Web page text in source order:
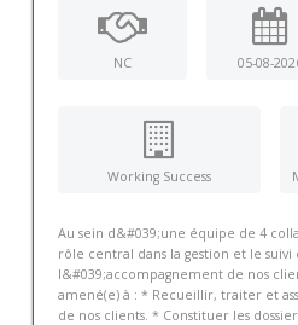
NC 05-08-
Working Success
Au sein d&#039;une équipe de 4
rôle central dans la gestion et le suivi
l&#039;accompagnement de nos
amené(e) à : * Recueillir, traiter et
de nos clients. * Constituer les